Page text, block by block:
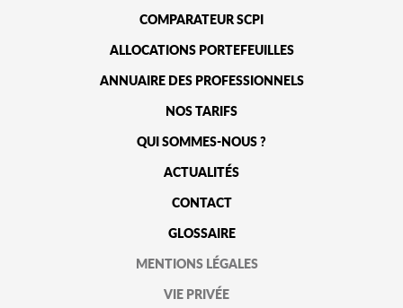
COMPARATEUR SCPI
ALLOCATIONS PORTEFEUILLES
ANNUAIRE DES PROFESSIONNELS
NOS TARIFS
QUI SOMMES-NOUS ?
ACTUALITÉS
CONTACT
GLOSSAIRE
MENTIONS LÉGALES
VIE PRIVÉE